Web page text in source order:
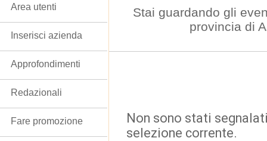
Stai guardando gli
provincia di
Non sono stati
selezione corrente.
Area utenti
Inserisci azienda
Approfondimenti
Redazionali
Fare promozione